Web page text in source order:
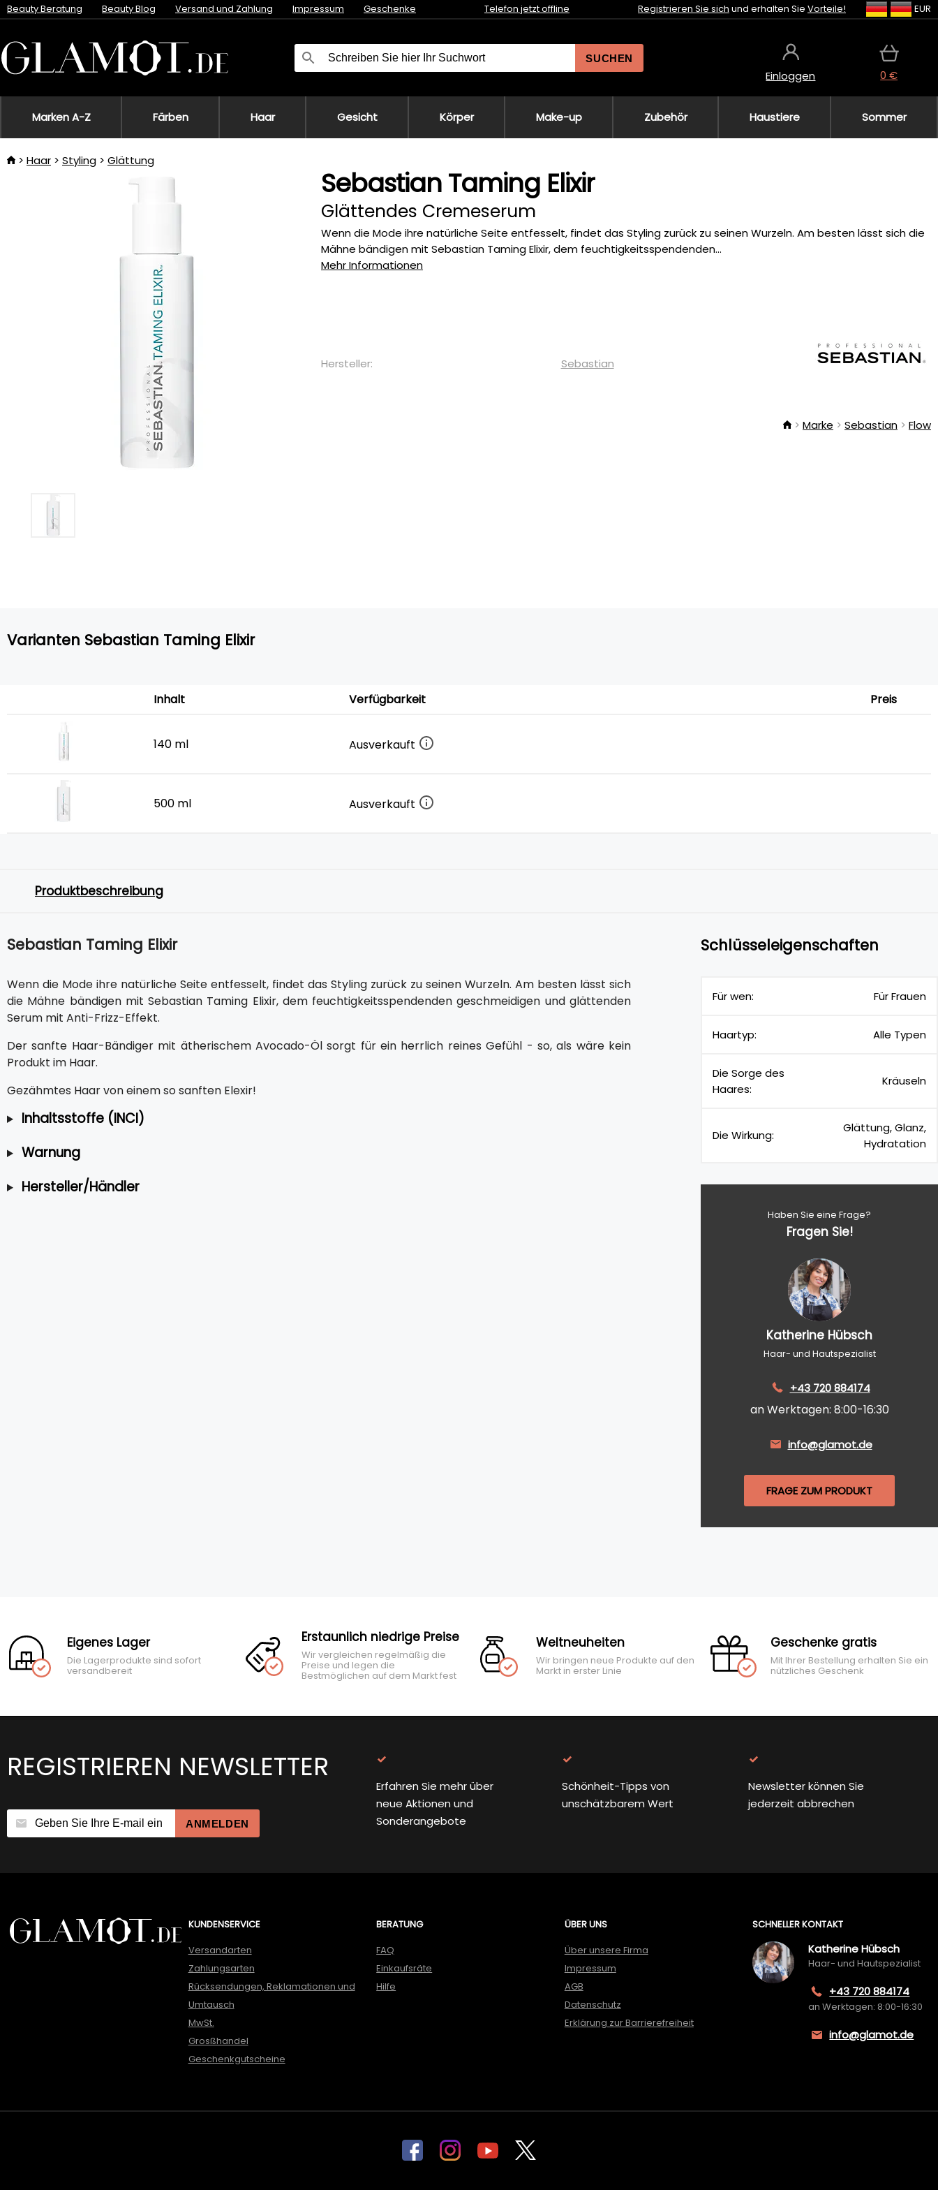
Beauty Beratung Beauty Blog Versand und Zahlung Impressum Geschenke Telefon jetzt offline Registrieren Sie sich und erhalten Sie Vorteile! EUR
SUCHEN
Einloggen 0 €
Marken A-Z Färben Haar Gesicht Körper Make-up Zubehör Haustiere Sommer
Haar Styling Glättung
Sebastian Taming Elixir
Glättendes Cremeserum
Wenn die Mode ihre natürliche Seite entfesselt, findet das Styling zurück zu seinen Wurzeln. Am besten lässt sich die
Mähne bändigen mit Sebastian Taming Elixir, dem feuchtigkeitsspendenden...
Mehr Informationen
Hersteller: Sebastian
Marke Sebastian Flow
Varianten Sebastian Taming Elixir
Inhalt Verfügbarkeit Preis
140 ml Ausverkauft
500 ml Ausverkauft
Produktbeschreibung
Sebastian Taming Elixir
Wenn die Mode ihre natürliche Seite entfesselt, findet das Styling zurück zu seinen Wurzeln. Am besten lässt sich
die Mähne bändigen mit Sebastian Taming Elixir, dem feuchtigkeitsspendenden geschmeidigen und glättenden
Serum mit Anti-Frizz-Effekt.
Der sanfte Haar-Bändiger mit ätherischem Avocado-Öl sorgt für ein herrlich reines Gefühl - so, als wäre kein
Produkt im Haar.
Gezähmtes Haar von einem so sanften Elexir!
Inhaltsstoffe (INCI)
Warnung
Hersteller/Händler
Schlüsseleigenschaften
Für wen: Für Frauen
Haartyp: Alle Typen
Die Sorge des
Haares:
Kräuseln
Die Wirkung:
Glättung, Glanz,
Hydratation
Haben Sie eine Frage?
Fragen Sie!
Katherine Hübsch
Haar- und Hautspezialist
+43 720 884174
an Werktagen: 8:00-16:30
info@glamot.de
FRAGE ZUM PRODUKT
Eigenes Lager
Die Lagerprodukte sind sofort
versandbereit
Erstaunlich niedrige Preise
Wir vergleichen regelmäßig die
Preise und legen die
Bestmöglichen auf dem Markt fest
Weltneuheiten
Wir bringen neue Produkte auf den
Markt in erster Linie
Geschenke gratis
Mit Ihrer Bestellung erhalten Sie ein
nützliches Geschenk
REGISTRIEREN NEWSLETTER
ANMELDEN
Erfahren Sie mehr über
neue Aktionen und
Sonderangebote
Schönheit-Tipps von
unschätzbarem Wert
Newsletter können Sie
jederzeit abbrechen
KUNDENSERVICE
Versandarten
Zahlungsarten
Rücksendungen, Reklamationen und
Umtausch
MwSt.
Grosßhandel
Geschenkgutscheine
BERATUNG
FAQ
Einkaufsräte
Hilfe
ÜBER UNS
Über unsere Firma
Impressum
AGB
Datenschutz
Erklärung zur Barrierefreiheit
SCHNELLER KONTAKT
Katherine Hübsch
Haar- und Hautspezialist
+43 720 884174
an Werktagen: 8:00-16:30
info@glamot.de